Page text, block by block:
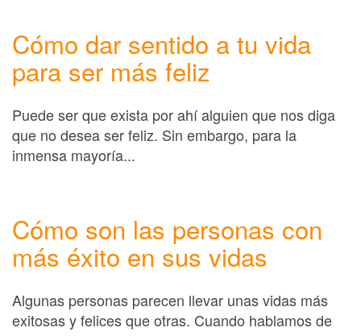
Cómo dar sentido a tu vida
para ser más feliz
Puede ser que exista por ahí alguien que nos diga
que no desea ser feliz. Sin embargo, para la
inmensa mayoría...
Cómo son las personas con
más éxito en sus vidas
Algunas personas parecen llevar unas vidas más
exitosas y felices que otras. Cuando hablamos de